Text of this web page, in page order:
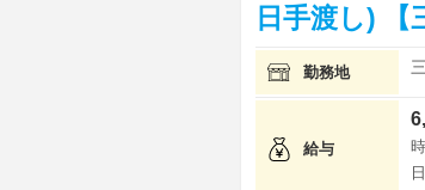
日手渡し) 【
勤務地
給与